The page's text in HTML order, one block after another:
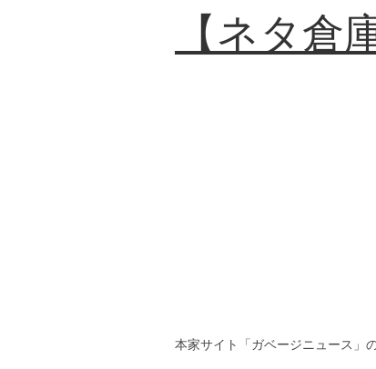
【ネタ
本家サイト「ガベージニュース」